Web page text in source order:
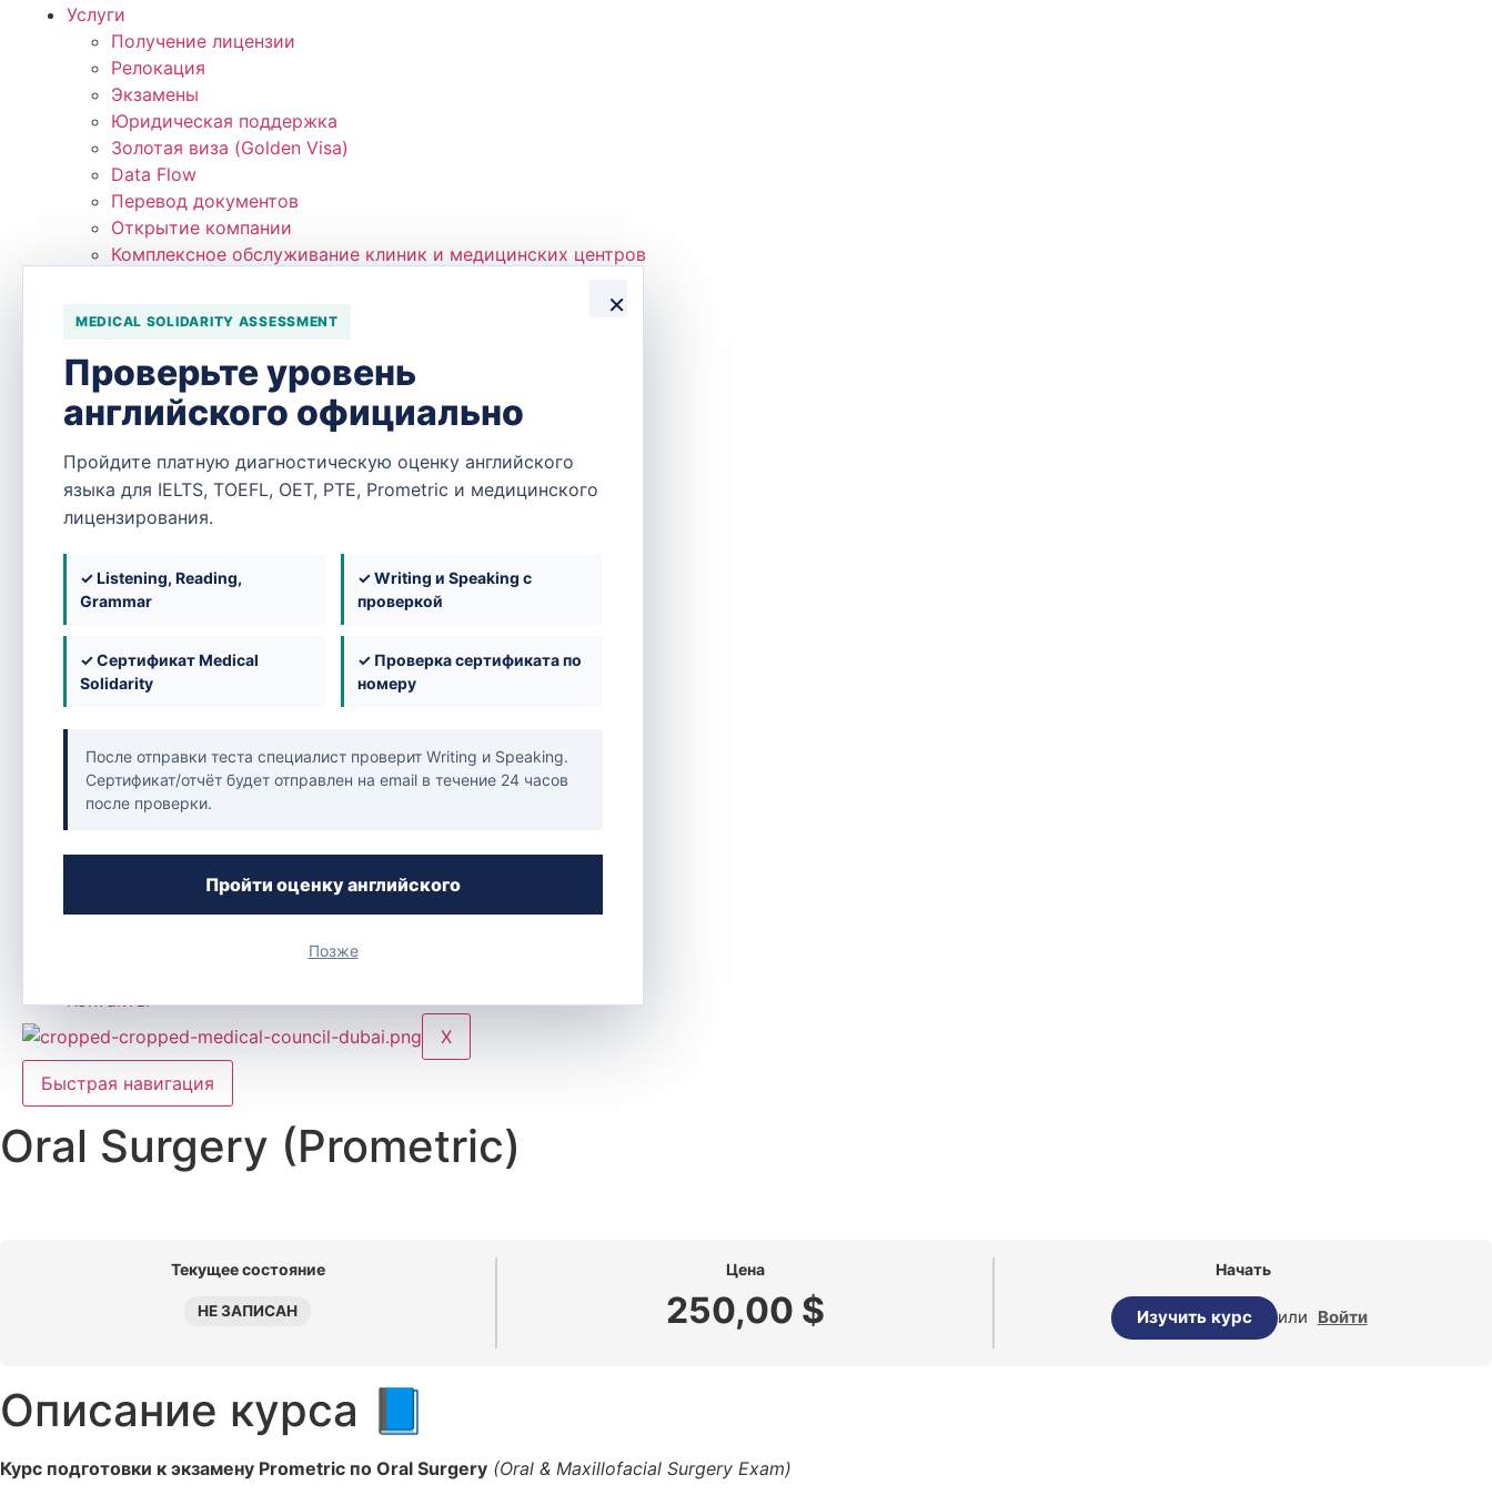
×
MEDICAL SOLIDARITY ASSESSMENT
Проверьте уровень
английского официально
Пройдите платную диагностическую оценку английского
языка для IELTS, TOEFL, OET, PTE, Prometric и медицинского
лицензирования.
✓ Listening, Reading,
Grammar
✓ Writing и Speaking с
проверкой
✓ Сертификат Medical
Solidarity
✓ Проверка сертификата по
номеру
После отправки теста специалист проверит Writing и Speaking.
Сертификат/отчёт будет отправлен на email в течение 24 часов
после проверки.
Пройти оценку английского
Позже
Услуги
Получение лицензии
Релокация
Экзамены
Юридическая поддержка
Золотая виза (Golden Visa)
Data Flow
Перевод документов
Открытие компании
Комплексное обслуживание клиник и медицинских центров
Test Center
ACT®
Pearson VUE
PSI
Базы
База знаний
База учреждений
База языковых экзаменов
Обучение
Медицинские экзамены
Языковые экзамены
Подсказки и помощь при трудоустройстве
Бахрейн
Кувейт
Катар
Вакансии
Контакты
X
Быстрая навигация
Oral Surgery (Prometric)
Текущее состояние
НЕ ЗАПИСАН
Цена
250,00 $
Начать
или Войти
Описание курса 📘
Курс подготовки к экзамену Prometric по Oral Surgery (Oral & Maxillofacial Surgery Exam)